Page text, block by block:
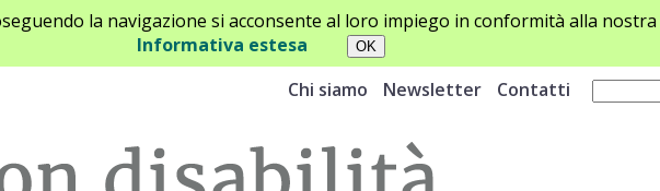
la navigazione si acconsente al loro impiego in conformità alla nostra
Informativa estesa
Chi siamo
Newsletter Contatti